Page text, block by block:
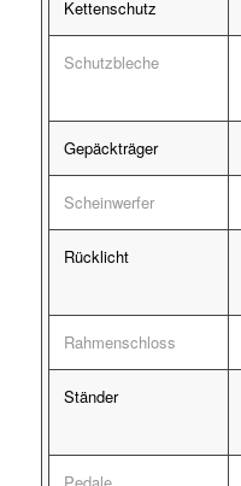
Kettenschutz
Schutzbleche
Gepäckträger
Scheinwerfer
Rücklicht
Rahmenschloss
Ständer